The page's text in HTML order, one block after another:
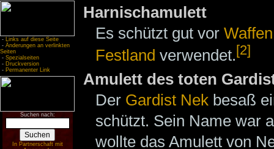
- Links auf diese Seite
- Änderungen an verlinkten
Seiten
- Spezialseiten
- Druckversion
- Permanenter Link
Suchen nach:
In Partnerschaft mit
Harnischamulett
Es schützt gut vor Waffen
Festland verwendet. [2]
Amulett des toten
Der Gardist Nek besaß
schützt. Sein Name war
wollte das Amulett von